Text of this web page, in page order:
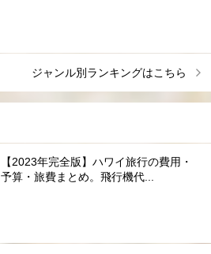
ジャンル別ランキングはこちら
【2023年完全版】ハワイ旅行の費用・
予算・旅費まとめ。飛行機代...